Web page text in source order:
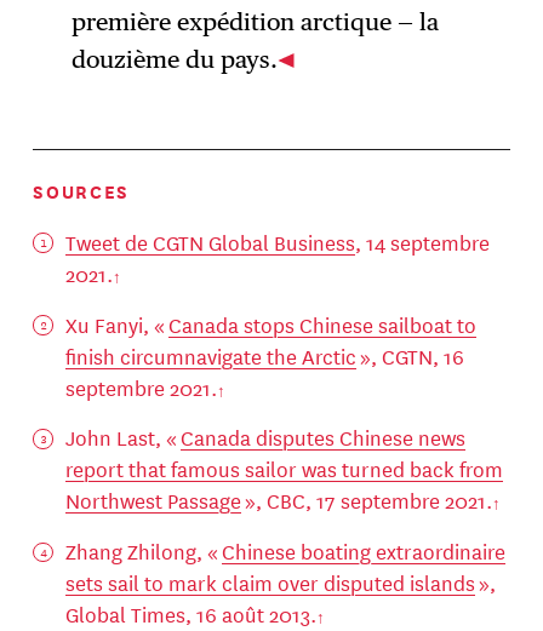
première expédition arctique — la
douzième du pays.
SOURCES
Tweet de CGTN Global Business, 14 septembre
2021.
Xu Fanyi, «Canada stops Chinese sailboat to
finish circumnavigate the Arctic», CGTN, 16
septembre 2021.
John Last, «Canada disputes Chinese news
report that famous sailor was turned back from
Northwest Passage», CBC, 17 septembre 2021.
Zhang Zhilong, «Chinese boating extraordinaire
sets sail to mark claim over disputed islands»,
Global Times, 16 août 2013.